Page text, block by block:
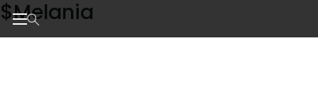
Skip
to
the
$Melania